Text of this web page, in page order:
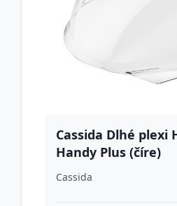
Cassida Dlhé plexi
Handy Plus (číre)
Cassida